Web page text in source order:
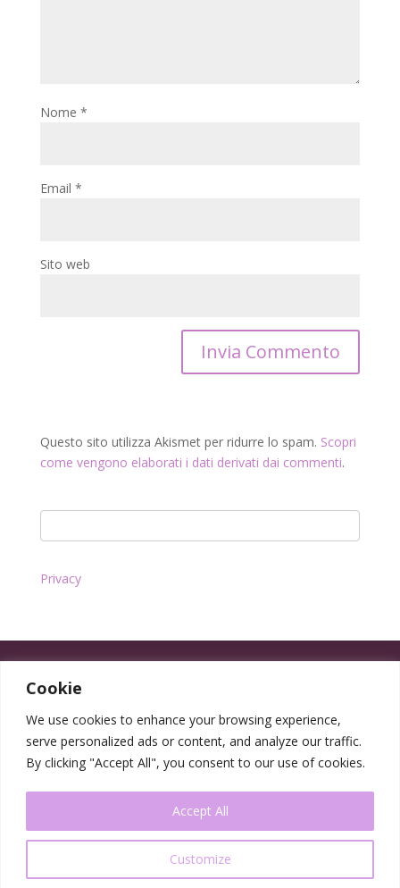
Cookie
We use cookies to enhance your browsing experience,
serve personalized ads or content, and analyze our traffic.
By clicking "Accept All", you consent to our use of cookies.
Customize
Accept All
Nome *
Email *
Sito web
Questo sito utilizza Akismet per ridurre lo spam. Scopri
come vengono elaborati i dati derivati dai commenti.
Privacy